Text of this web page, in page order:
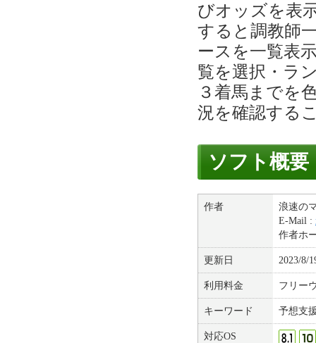
びオッズを表
すると調教師
ースを一覧表
覧を選択・ラ
３着馬までを
況を確認する
ソフト概要
作者
浪速の
E-Mail :
作者ホ
更新日 2023/8/
利用料金 フリー
キーワード 予想支
対応OS